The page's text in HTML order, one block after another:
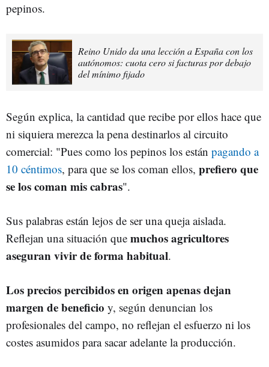
pepinos.
Reino Unido da una lección a España con los
autónomos: cuota cero si facturas por debajo
del mínimo fijado
Según explica, la cantidad que recibe por ellos hace que
ni siquiera merezca la pena destinarlos al circuito
comercial: "Pues como los pepinos los están pagando a
10 céntimos, para que se los coman ellos, prefiero que
se los coman mis cabras".
Sus palabras están lejos de ser una queja aislada.
Reflejan una situación que muchos agricultores
aseguran vivir de forma habitual.
Los precios percibidos en origen apenas dejan
margen de beneficio y, según denuncian los
profesionales del campo, no reflejan el esfuerzo ni los
costes asumidos para sacar adelante la producción.